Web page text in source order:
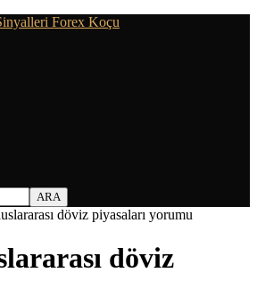
Forex Koçu
döviz piyasaları yorumu
döviz